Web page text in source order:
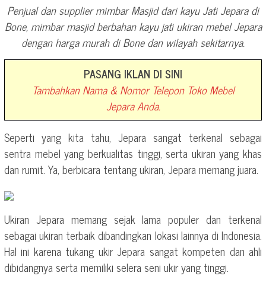
Penjual dan supplier mimbar Masjid dari kayu Jati Jepara di
Bone, mimbar masjid berbahan kayu jati ukiran mebel Jepara
dengan harga murah di Bone dan wilayah sekitarnya.
PASANG IKLAN DI SINI
Tambahkan Nama & Nomor Telepon Toko Mebel
Jepara Anda.
Seperti yang kita tahu, Jepara sangat terkenal sebagai
sentra mebel yang berkualitas tinggi, serta ukiran yang khas
dan rumit. Ya, berbicara tentang ukiran, Jepara memang juara.
Ukiran Jepara memang sejak lama populer dan terkenal
sebagai ukiran terbaik dibandingkan lokasi lainnya di Indonesia.
Hal ini karena tukang ukir Jepara sangat kompeten dan ahli
dibidangnya serta memiliki selera seni ukir yang tinggi.